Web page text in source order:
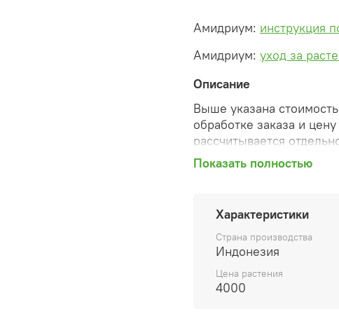
Амидриум: инструкция
Амидриум: уход за
Описание
Выше указана
обработке заказа и
рассчитывается
После оформления
способ доставки,
согласованные счета
предварительный заказ
Внимание: фото в
вы получите. Растения
Показать полностью
Характеристики
Страна производства
Индонезия
Цена растения
4000